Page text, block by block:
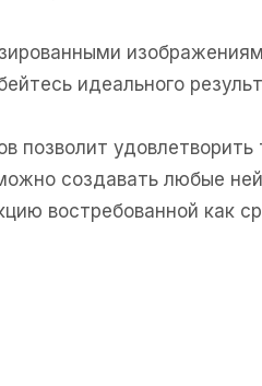
идеального
позволит
создавать любые
востребованной как